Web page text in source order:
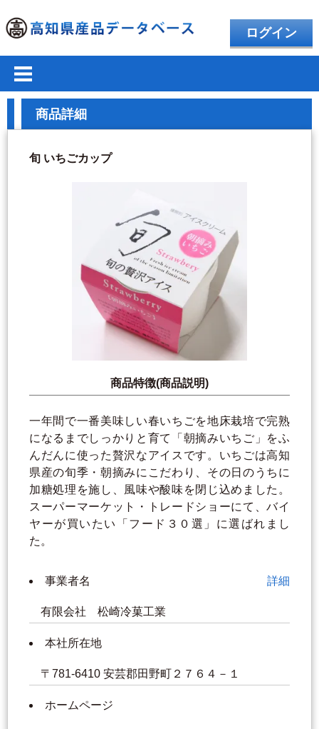
ログイン
商品詳細
旬 いちごカップ
商品特徴(商品説明)
一年間で一番美味しい春いちごを地床栽培で完熟
になるまでしっかりと育て「朝摘みいちご」をふ
んだんに使った贅沢なアイスです。いちごは高知
県産の旬季・朝摘みにこだわり、その日のうちに
加糖処理を施し、風味や酸味を閉じ込めました。
スーパーマーケット・トレードショーにて、バイ
ヤーが買いたい「フード３０選」に選ばれまし
た。
事業者名 詳細
有限会社 松崎冷菓工業
本社所在地
〒781-6410 安芸郡田野町２７６４－１
ホームページ